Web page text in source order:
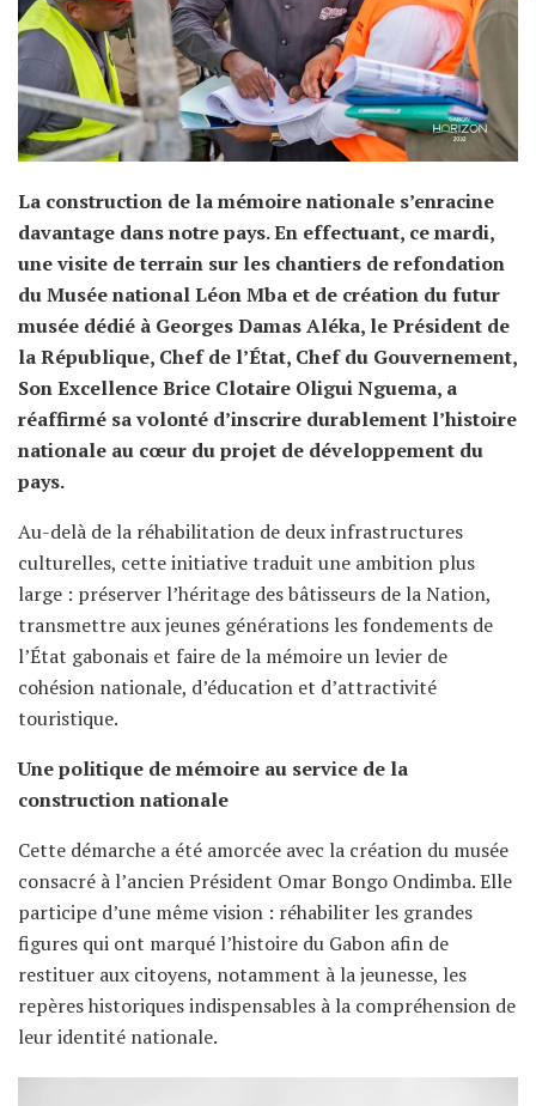
La construction de la mémoire nationale s’enracine
davantage dans notre pays. En effectuant, ce mardi,
une visite de terrain sur les chantiers de refondation
du Musée national Léon Mba et de création du futur
musée dédié à Georges Damas Aléka, le Président de
la République, Chef de l’État, Chef du Gouvernement,
Son Excellence Brice Clotaire Oligui Nguema, a
réaffirmé sa volonté d’inscrire durablement l’histoire
nationale au cœur du projet de développement du
pays.
Au-delà de la réhabilitation de deux infrastructures
culturelles, cette initiative traduit une ambition plus
large : préserver l’héritage des bâtisseurs de la Nation,
transmettre aux jeunes générations les fondements de
l’État gabonais et faire de la mémoire un levier de
cohésion nationale, d’éducation et d’attractivité
touristique.
Une politique de mémoire au service de la
construction nationale
Cette démarche a été amorcée avec la création du musée
consacré à l’ancien Président Omar Bongo Ondimba. Elle
participe d’une même vision : réhabiliter les grandes
figures qui ont marqué l’histoire du Gabon afin de
restituer aux citoyens, notamment à la jeunesse, les
repères historiques indispensables à la compréhension de
leur identité nationale.